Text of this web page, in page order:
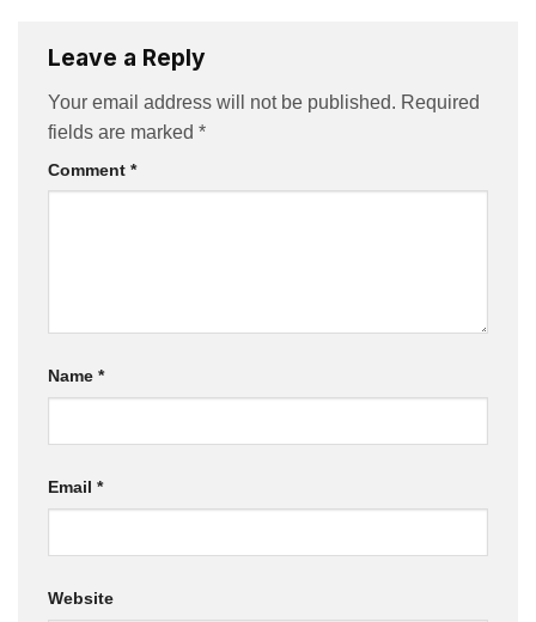
Leave a Reply
Your email address will not be published. Required
fields are marked *
Comment *
Name *
Email *
Website